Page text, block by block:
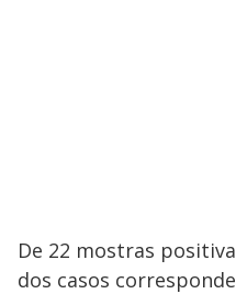
De 22 mostras
dos casos